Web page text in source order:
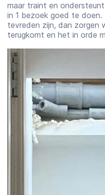
maar traint en
in 1 bezoek goed te
tevreden zijn, dan zorgen
terugkomt en het in orde
07:00